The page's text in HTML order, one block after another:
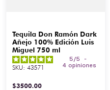
Tequila Don Ramón Dark
Añejo 100% Edición Luis
Miguel 750 ml
5 /5
-
4 opiniones
SKU: 43571
$3500.00